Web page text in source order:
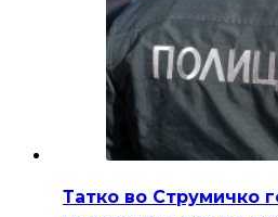
Татко во Струмичко